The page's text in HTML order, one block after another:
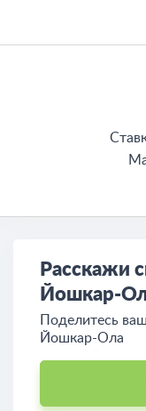
Расскажи
Йошкар-
Поделитесь
Йошкар-Ола